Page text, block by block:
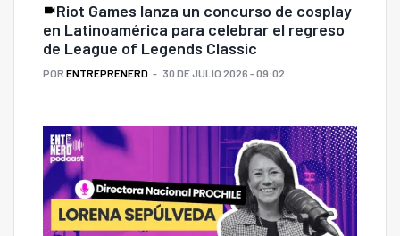
Riot Games lanza un concurso de cosplay
en Latinoamérica para celebrar el regreso
de League of Legends Classic
POR ENTREPRENERD 30 DE JULIO 2026 - 09:02